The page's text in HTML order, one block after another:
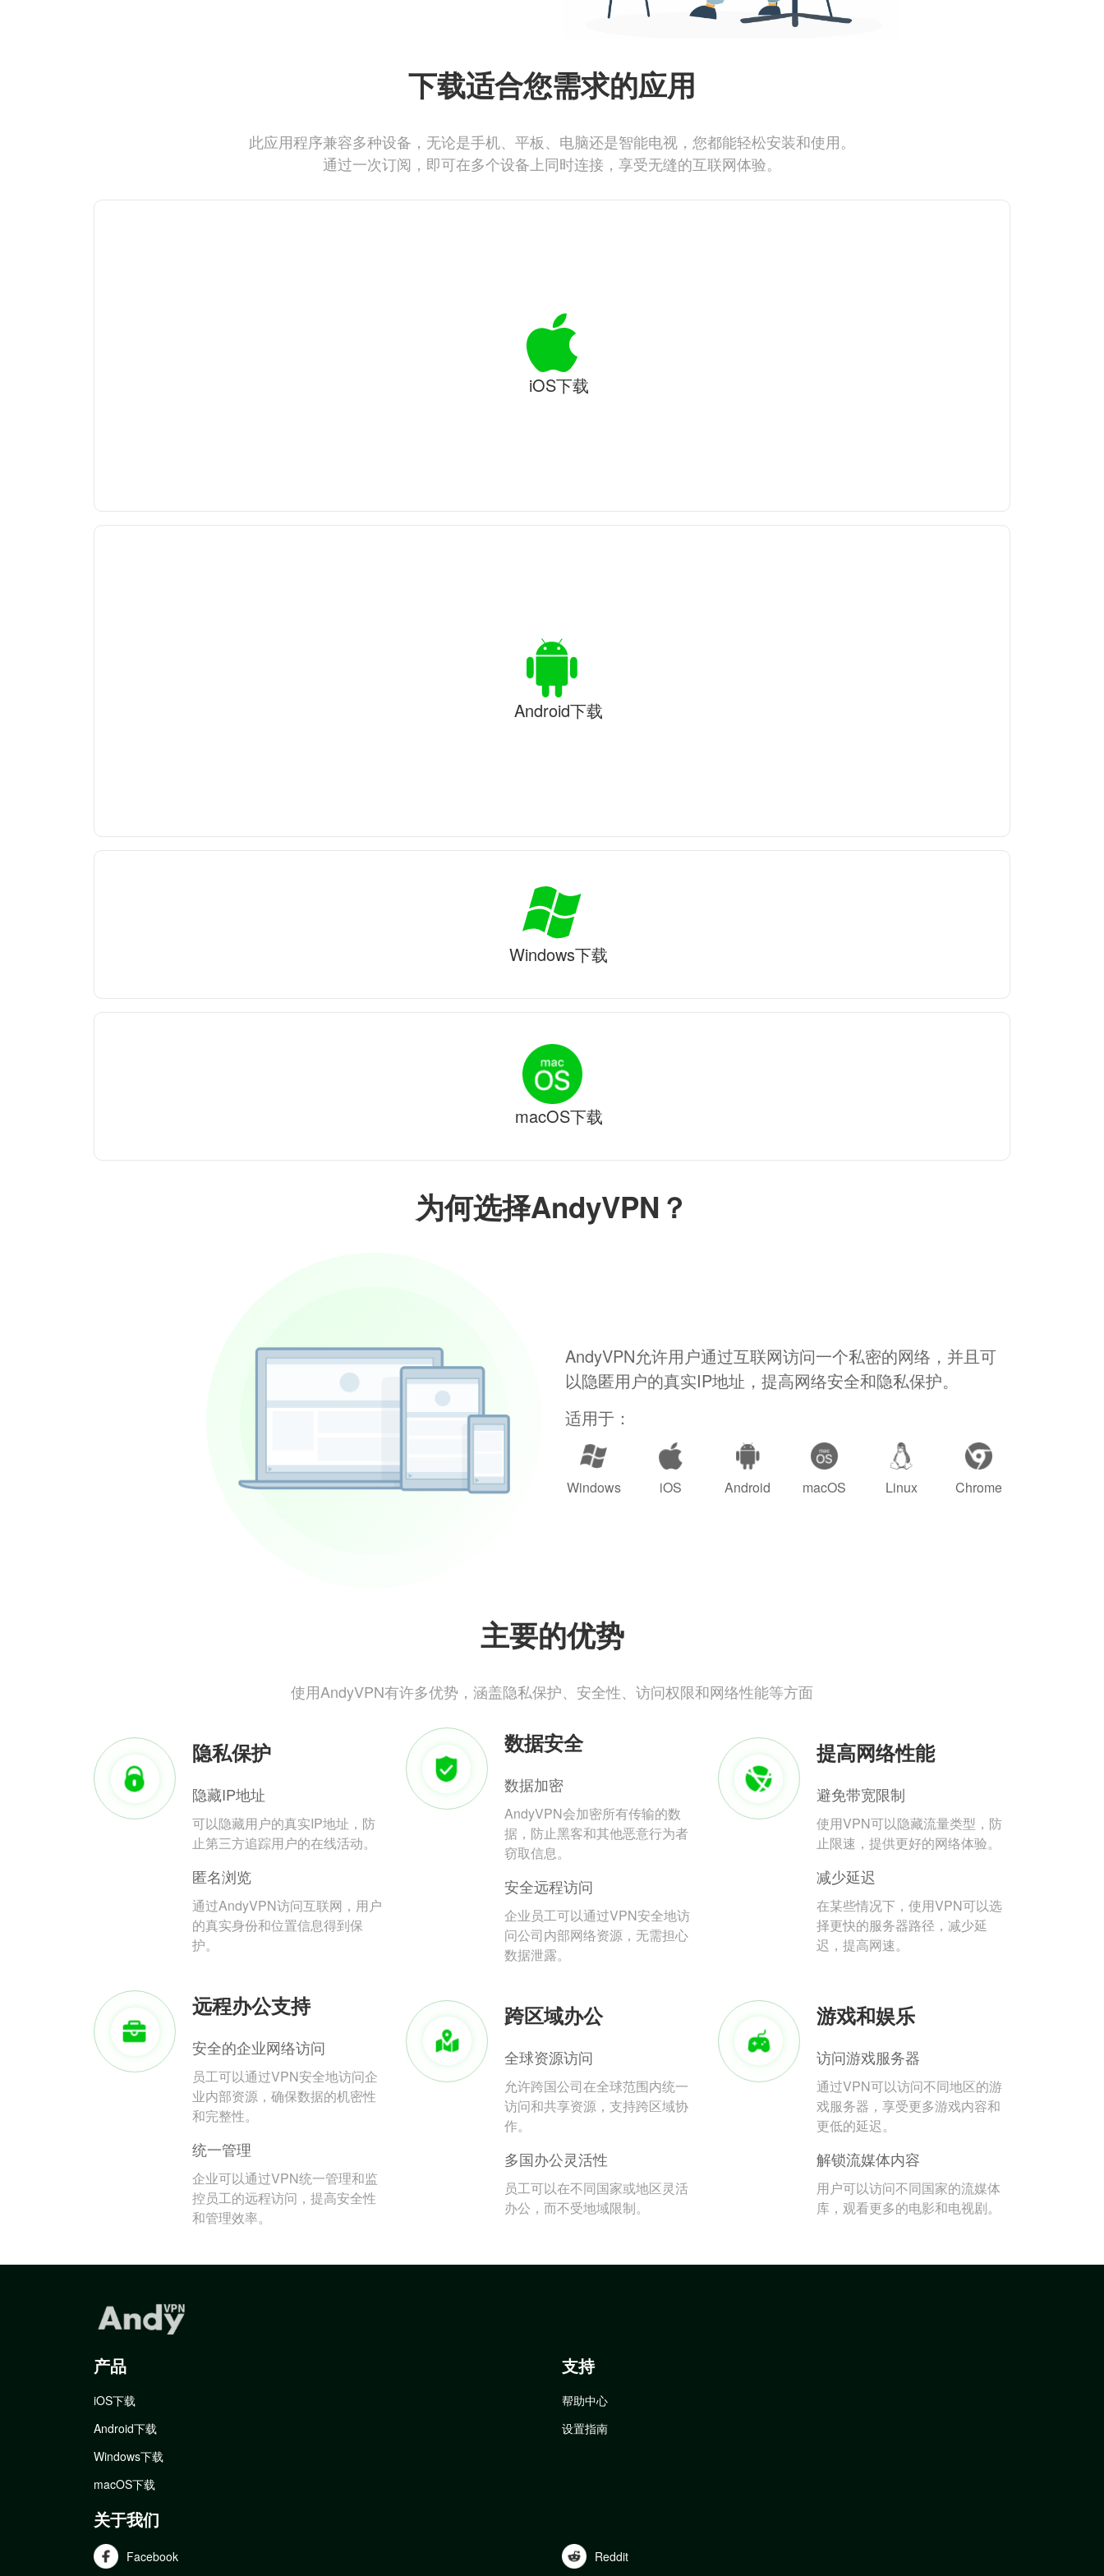
为何选择AndyVPN？
AndyVPN允许用户通过互联网访问一个私密的网络，并且可
以隐匿用户的真实IP地址，提高网络安全和隐私保护。
适用于：
Windows iOS Android macOS Linux Chrome
主要的优势
使用AndyVPN有许多优势，涵盖隐私保护、安全性、访问权限和网络性能等方面
隐私保护
隐藏IP地址
可以隐藏用户的真实IP地址，防
止第三方追踪用户的在线活动。
匿名浏览
通过AndyVPN访问互联网，用户
的真实身份和位置信息得到保
护。
数据安全
数据加密
AndyVPN会加密所有传输的数
据，防止黑客和其他恶意行为者
窃取信息。
安全远程访问
企业员工可以通过VPN安全地访
问公司内部网络资源，无需担心
数据泄露。
提高网络性能
避免带宽限制
使用VPN可以隐藏流量类型，防
止限速，提供更好的网络体验。
减少延迟
在某些情况下，使用VPN可以选
择更快的服务器路径，减少延
迟，提高网速。
远程办公支持
安全的企业网络访问
员工可以通过VPN安全地访问企
业内部资源，确保数据的机密性
和完整性。
统一管理
企业可以通过VPN统一管理和监
控员工的远程访问，提高安全性
和管理效率。
跨区域办公
全球资源访问
允许跨国公司在全球范围内统一
访问和共享资源，支持跨区域协
作。
多国办公灵活性
员工可以在不同国家或地区灵活
办公，而不受地域限制。
游戏和娱乐
访问游戏服务器
通过VPN可以访问不同地区的游
戏服务器，享受更多游戏内容和
更低的延迟。
解锁流媒体内容
用户可以访问不同国家的流媒体
库，观看更多的电影和电视剧。
下载适合您需求的应用
此应用程序兼容多种设备，无论是手机、平板、电脑还是智能电视，您都能轻松安装和使用。
通过一次订阅，即可在多个设备上同时连接，享受无缝的互联网体验。
iOS下载
Android下载
Windows下载
macOS下载
产品
iOS下载
Android下载
Windows下载
macOS下载
支持
帮助中心
设置指南
关于我们
Facebook Reddit